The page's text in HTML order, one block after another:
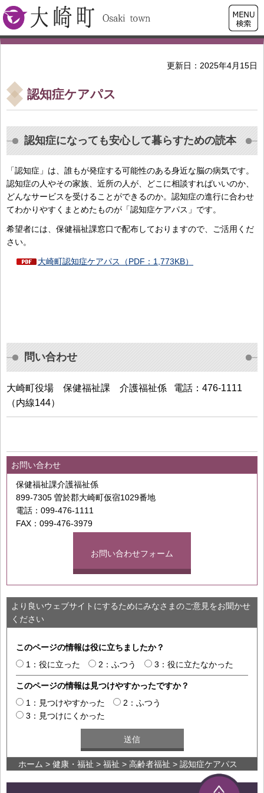
大崎町
検索・
共通メ
ニュー
更新日：2025年4月15日
認知症ケアパス
認知症になっても安心して暮らすための読本
「認知症」は、誰もが発症する可能性のある身近な脳の病気です。
認知症の人やその家族、近所の人が、どこに相談すればいいのか、
どんなサービスを受けることができるのか。認知症の進行に合わせ
てわかりやすくまとめたものが「認知症ケアパス」です。
希望者には、保健福祉課窓口で配布しておりますので、ご活用くだ
さい。
大崎町認知症ケアパス（PDF：1,773KB）
問い合わせ
大崎町役場 保健福祉課 介護福祉係
電話：476-1111
（内線144）
お問い合わせ
保健福祉課介護福祉係
899-7305 曽於郡大崎町仮宿1029番地
電話：099-476-1111
FAX：099-476-3979
お問い合わせフォーム
より良いウェブサイトにするためにみなさまのご意見をお聞かせ
ください
このページの情報は役に立ちましたか？
1：役に立った
2：ふつう 3：役に立たなかった
このページの情報は見つけやすかったですか？
1：見つけやすかった
2：ふつう
3：見つけにくかった
ホーム > 健康・福祉 > 福祉 > 高齢者福祉 > 認知症ケアパス